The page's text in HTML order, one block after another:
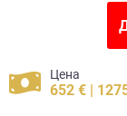
Цена
652 € |